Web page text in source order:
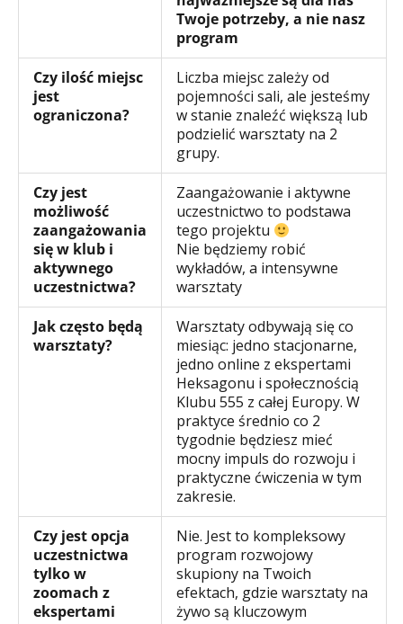
Twoje potrzeby, a nie nasz
program
Czy ilość miejsc
jest
ograniczona?
Liczba miejsc zależy od
pojemności sali, ale jesteśmy
w stanie znaleźć większą lub
podzielić warsztaty na 2
grupy.
Czy jest
możliwość
zaangażowania
się w klub i
aktywnego
uczestnictwa?
Zaangażowanie i aktywne
uczestnictwo to podstawa
tego projektu
Nie będziemy robić
wykładów, a intensywne
warsztaty
Jak często będą
warsztaty?
Warsztaty odbywają się co
miesiąc: jedno stacjonarne,
jedno online z ekspertami
Heksagonu i społecznością
Klubu 555 z całej Europy. W
praktyce średnio co 2
tygodnie będziesz mieć
mocny impuls do rozwoju i
praktyczne ćwiczenia w tym
zakresie.
Czy jest opcja
uczestnictwa
tylko w
zoomach z
ekspertami
Nie. Jest to kompleksowy
program rozwojowy
skupiony na Twoich
efektach, gdzie warsztaty na
żywo są kluczowym